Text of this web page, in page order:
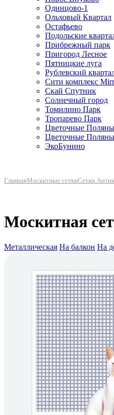
Одинцово-1
Ольховый Квартал
Остафьево
Подольские
Прибрежный парк
Пригород Лесное
Пятницкие луга
Рублевский
Сити комплекс
Скай Спутник
Солнечный город
Томилино Парк
Тропарево Парк
Цветочные
Цветочные
ЭкоБунино
ГлавнаяМоскитные сеткиCетки
Москитная
Металлическая На балкон На